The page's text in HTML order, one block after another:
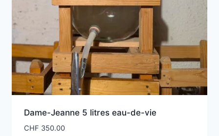
Dame-Jeanne 5 litres eau-de-vie
CHF 350.00